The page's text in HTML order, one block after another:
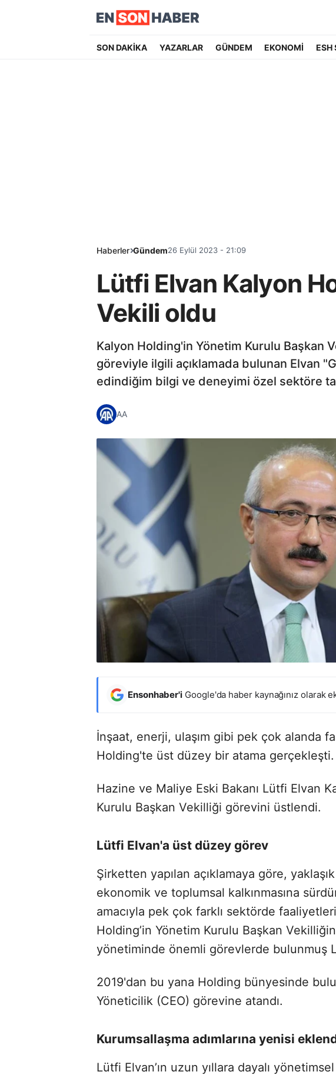
SON DAKİKA YAZARLAR GÜNDEM EKONOMİ ESH
Haberler Gündem26 Eylül 2023 - 21:09
Lütfi Elvan Kalyon
Vekili oldu
Kalyon Holding'in Yönetim Kurulu Başkan
göreviyle ilgili açıklamada bulunan Elvan
edindiğim bilgi ve deneyimi özel sektöre
AA
Ensonhaber'i Google'da haber kaynağınız olarak
İnşaat, enerji, ulaşım gibi pek çok alanda
Holding'te üst düzey bir atama gerçekleşti.
Hazine ve Maliye Eski Bakanı Lütfi Elvan
Kurulu Başkan Vekilliği görevini üstlendi.
Lütfi Elvan'a üst düzey görev
Şirketten yapılan açıklamaya göre,
ekonomik ve toplumsal kalkınmasına
amacıyla pek çok farklı sektörde
Holding’in Yönetim Kurulu Başkan
yönetiminde önemli görevlerde bulunmuş
2019'dan bu yana Holding bünyesinde
Yöneticilik (CEO) görevine atandı.
Kurumsallaşma adımlarına yenisi
Lütfi Elvan’ın uzun yıllara dayalı